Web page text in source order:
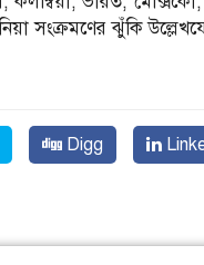
সংক্রমণের ঝুঁকি
Digg